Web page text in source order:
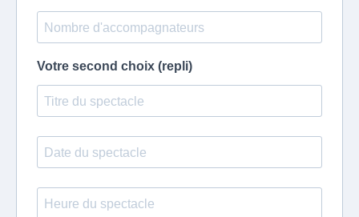
Votre second choix (repli)